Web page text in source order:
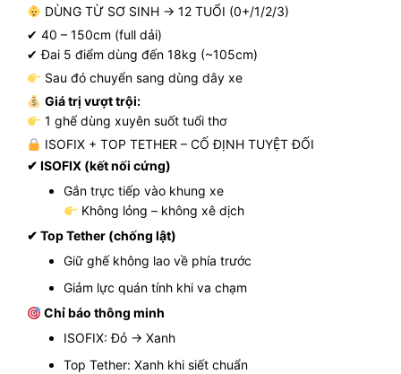
DÙNG TỪ SƠ SINH → 12 TUỔI (0+/1/2/3)
✔ 40 – 150cm (full dải)
✔ Đai 5 điểm dùng đến 18kg (~105cm)
Sau đó chuyển sang dùng dây xe
Giá trị vượt trội:
1 ghế dùng xuyên suốt tuổi thơ
ISOFIX + TOP TETHER – CỐ ĐỊNH TUYỆT ĐỐI
✔ ISOFIX (kết nối cứng)
Gắn trực tiếp vào khung xe
Không lỏng – không xê dịch
✔ Top Tether (chống lật)
Giữ ghế không lao về phía trước
Giảm lực quán tính khi va chạm
Chỉ báo thông minh
ISOFIX: Đỏ → Xanh
Top Tether: Xanh khi siết chuẩn